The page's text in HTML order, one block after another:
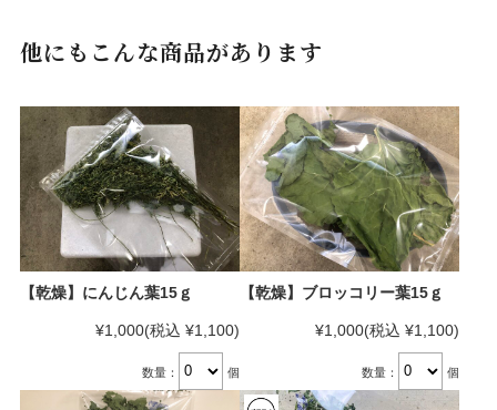
他にもこんな商品があります
【乾燥】にんじん葉15ｇ
¥1,000(税込 ¥1,100)
数量： 個
【乾燥】ブロッコリー葉15ｇ
¥1,000(税込 ¥1,100)
数量： 個